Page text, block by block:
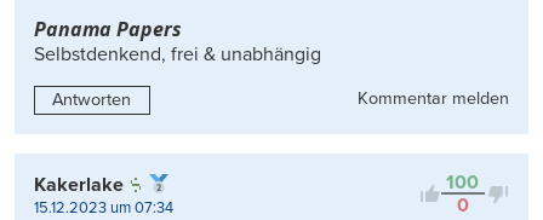
Panama Papers
Selbstdenkend, frei & unabhängig
Antworten Kommentar melden
100
0
Kakerlake
15.12.2023 um 07:34